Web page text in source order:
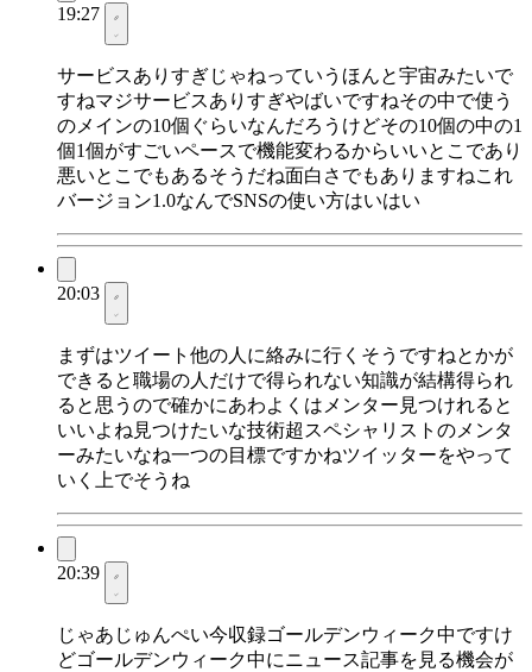
19:27
サービスありすぎじゃねっていうほんと宇宙みたいで
すねマジサービスありすぎやばいですねその中で使う
のメインの10個ぐらいなんだろうけどその10個の中の1
個1個がすごいペースで機能変わるからいいとこであり
悪いとこでもあるそうだね面白さでもありますねこれ
バージョン1.0なんでSNSの使い方はいはい
20:03
まずはツイート他の人に絡みに行くそうですねとかが
できると職場の人だけで得られない知識が結構得られ
ると思うので確かにあわよくはメンター見つけれると
いいよね見つけたいな技術超スペシャリストのメンタ
ーみたいなね一つの目標ですかねツイッターをやって
いく上でそうね
20:39
じゃあじゅんぺい今収録ゴールデンウィーク中ですけ
どゴールデンウィーク中にニュース記事を見る機会が